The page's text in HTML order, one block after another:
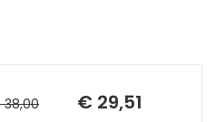
scontato
€ 29,51